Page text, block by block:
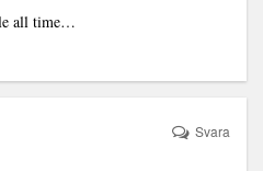
all time…
Svara